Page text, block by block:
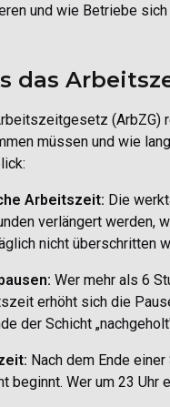
und wie Betriebe
das
(ArbZG)
müssen und wie
Arbeitszeit: Die
verlängert werden,
nicht überschritten
Wer mehr als 6
erhöht sich die
der Schicht
Nach dem Ende
beginnt. Wer um 23 Uhr